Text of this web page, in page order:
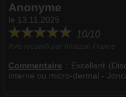
Anonyme
le 13.11.2025
10/10
Commentaire : Excellent
interne ou micro-dermal -